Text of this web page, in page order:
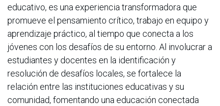
educativo, es una experiencia transformadora que
promueve el pensamiento crítico, trabajo en equipo y
aprendizaje práctico, al tiempo que conecta a los
jóvenes con los desafíos de su entorno. Al involucrar a
estudiantes y docentes en la identificación y
resolución de desafíos locales, se fortalece la
relación entre las instituciones educativas y su
comunidad, fomentando una educación conectada